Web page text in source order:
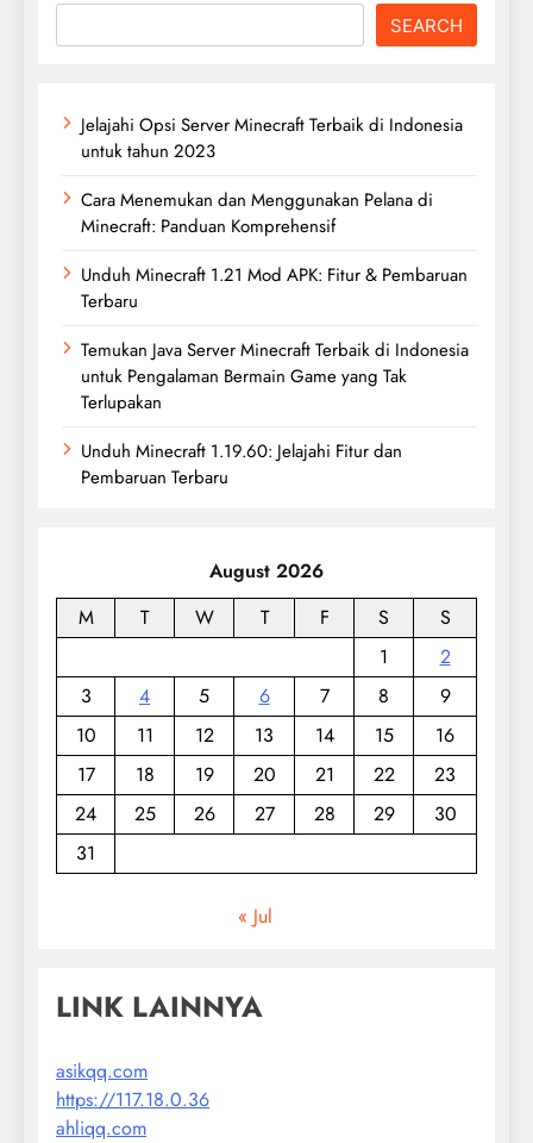
SEARCH
Jelajahi Opsi Server Minecraft Terbaik di Indonesia
untuk tahun 2023
Cara Menemukan dan Menggunakan Pelana di
Minecraft: Panduan Komprehensif
Unduh Minecraft 1.21 Mod APK: Fitur & Pembaruan
Terbaru
Temukan Java Server Minecraft Terbaik di Indonesia
untuk Pengalaman Bermain Game yang Tak
Terlupakan
Unduh Minecraft 1.19.60: Jelajahi Fitur dan
Pembaruan Terbaru
August 2026
M
T W T F S
S
1
2
3
4 5 6 7 8
9
10
11 12 13 14 15
16
17
18 19 20 21 22
23
24
25 26 27 28 29
30
31
« Jul
LINK LAINNYA
asikqq.com
https://117.18.0.36
ahliqq.com